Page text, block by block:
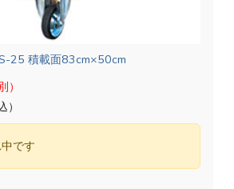
25 積載面83cm×50cm
）
です